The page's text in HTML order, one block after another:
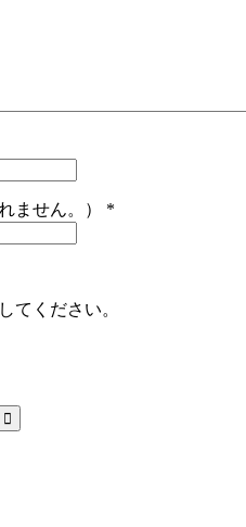
ません。） *
てください。
